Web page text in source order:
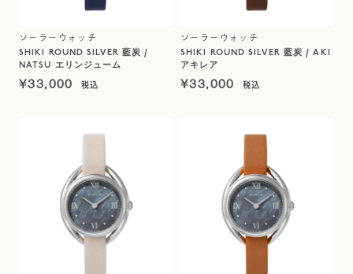
ソーラーウォッチ
SHIKI ROUND SILVER 藍炭 /
NATSU エリンジューム
¥33,000
ソーラーウォッチ
SHIKI ROUND SILVER 藍炭 / AKI
アキレア
¥33,000